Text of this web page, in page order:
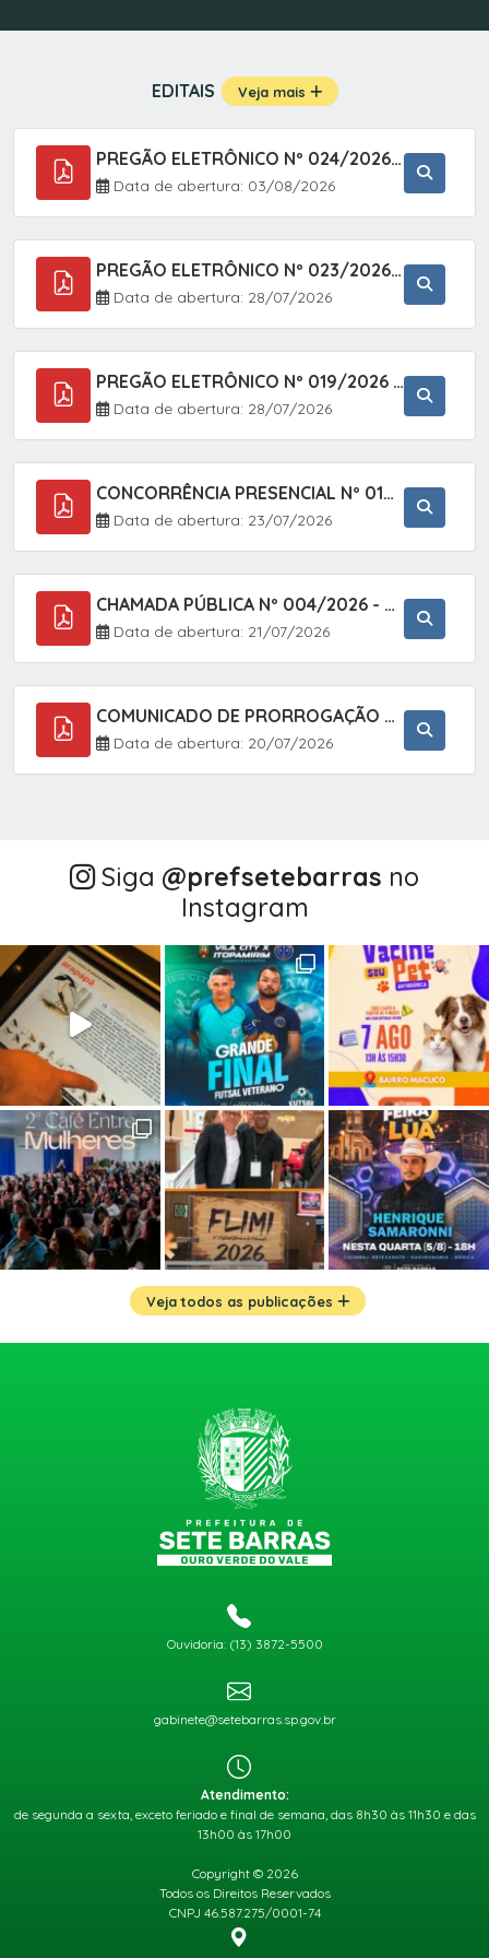
EDITAIS Veja mais
PREGÃO ELETRÔNICO Nº 024/2026 - AQUISIÇÃO DE GÁS MEDICINAL TIPO OXIGÊNIO (1,00 M3, 3,00 M3 E 10,00 M3), EM ATENDIMENTO À SECRETARIA MUNICIPAL DE SAÚDE, ATRAVÉS DO SISTEMA DE REGISTRO DE PREÇOS (SRP)
Data de abertura: 03/08/2026
PREGÃO ELETRÔNICO Nº 023/2026 - AQUISIÇÃO DE ENXOVAL INFANTIL, EM ATENDIMENTO À SECRETARIA MUNICIPAL DE EDUCAÇÃO, ATRAVÉS DO SISTEMA DE REGISTRO DE PREÇOS (SRP).
Data de abertura: 28/07/2026
PREGÃO ELETRÔNICO Nº 019/2026 - ONTRATAÇÃO DE EMPRESA ESPECIALIZADA PARA A PRESTAÇÃO DE SERVIÇOS VETERINÁRIOS CLÍNICOS E CIRÚRGICOS, COM FOCO EM AÇÕES DE SAÚDE PÚBLICA, BEM-ESTAR ANIMAL E CONTROLE POPULACIONAL ÉTICO DE CÃES E GATOS, EM ATENDIMENTO À
Data de abertura: 28/07/2026
CONCORRÊNCIA PRESENCIAL Nº 018/2026 - PAVIMENTAÇÃO ASFÁLTICA NO BAIRRO VOTUPOCA ? ESTRADA DA RAPOSA, NO MUNICÍPIO DE SETE BARRAS/SP
Data de abertura: 23/07/2026
CHAMADA PÚBLICA Nº 004/2026 - AQUISIÇÃO DE GÊNEROS ALIMENTÍCIOS DA AGRICULTURA FAMILIAR PARA ALIMENTAÇÃO ESCOLAR COM DISPENSA DE LICITAÇÃO, LEI N.º 11.947, DE 16/07/2009, RESOLUÇÃO N.º 26 DO FNDE, DE 17/06/2013 E ALTERAÇÕES E A LEI FEDERAL Nº 14.133/
Data de abertura: 21/07/2026
COMUNICADO DE PRORROGAÇÃO DE PRAZO DO CHAMAMENTO PÚBLICO Nº 005/2026 - FOMENTO À EXECUÇÃO DE AÇÕES CULTURAIS (APOIO DIRETO SELEÇÃO DE PROJETOS PARA FIRMAR TERMO DE EXECUÇÃO CULTURAL COM RECURSOS DA POLÍTICA NACIONAL ALDIR BLANC DE FOMENTO À CULTURA
Data de abertura: 20/07/2026
Siga @‌prefsetebarras no
Instagram
Veja todos as publicações
Ouvidoria: (13) 3872-5500
gabinete@setebarras.sp.gov.br
Atendimento:
de segunda a sexta, exceto feriado e final de semana, das 8h30 às 11h30 e das
13h00 às 17h00
Copyright © 2026
Todos os Direitos Reservados
CNPJ 46.587.275/0001-74